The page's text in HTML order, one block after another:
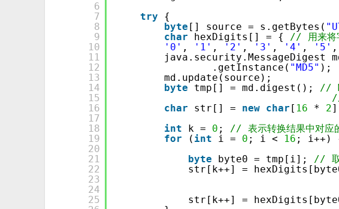
6
7
8
9
10
11
12
13
14
15
16
17
18
19
20
21
22
23
24
25
try
{
byte [] source = s.getBytes(
char
hexDigits[] = { // 用来将
'0' , '1' , '2' , '3' , '4' , '5' ,
java.security.MessageDigest
.getInstance( "MD5" );
md.update(source);
byte
tmp[] = md.digest(); //
char
str[] = new char [ 16 * 2
int
k = 0 ; // 表示转换结果中对应
for
( int i = 0 ; i < 16 ; i++)
byte
byte0 = tmp[i]; //
str[k++] =
str[k++] =